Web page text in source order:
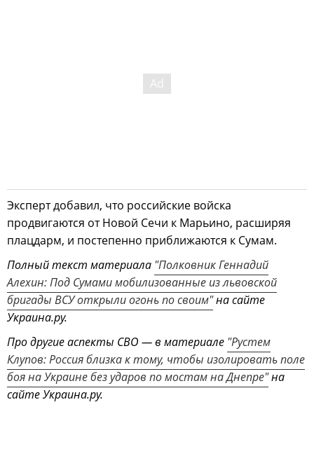
Эксперт добавил, что российские войска
продвигаются от Новой Сечи к Марьино, расширяя
плацдарм, и постепенно приближаются к Сумам.
Полный текст материала "Полковник Геннадий
Алехин: Под Сумами мобилизованные из львовской
бригады ВСУ открыли огонь по своим"на сайте
Украина.ру.
Про другие аспекты СВО — в материале "Рустем
Клупов: Россия близка к тому, чтобы изолировать поле
боя на Украине без ударов по мостам на Днепре"на
сайте Украина.ру.